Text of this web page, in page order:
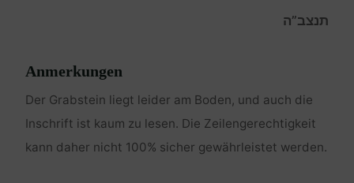
תנצב”ה
Anmerkungen
Der Grabstein liegt leider am Boden, und auch die
Inschrift ist kaum zu lesen. Die Zeilengerechtigkeit
kann daher nicht 100% sicher gewährleistet werden.